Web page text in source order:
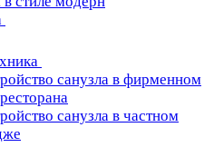
санузла в фирменном
санузла в частном